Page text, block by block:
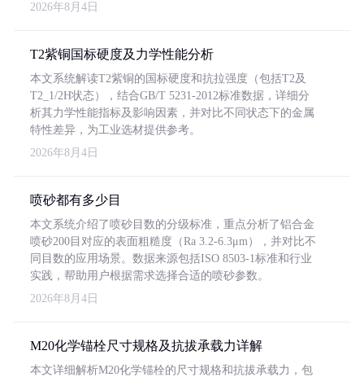
2026年8月4日
T2紫铜国标硬度及力学性能分析
本文系统解读T2紫铜的国标硬度和抗拉强度（包括T2及
T2_1/2H状态），结合GB/T 5231-2012标准数据，详细分
析其力学性能指标及影响因素，并对比不同状态下的金属
特性差异，为工业选材提供参考。
2026年8月4日
喷砂都有多少目
本文系统介绍了喷砂目数的分级标准，重点分析了铝合金
喷砂200目对应的表面粗糙度（Ra 3.2-6.3μm），并对比不
同目数的应用场景。数据来源包括ISO 8503-1标准和行业
实践，帮助用户根据需求选择合适的喷砂参数。
2026年8月4日
M20化学锚栓尺寸规格及抗拔承载力详解
本文详细解析M20化学锚栓的尺寸规格和抗拔承载力，包